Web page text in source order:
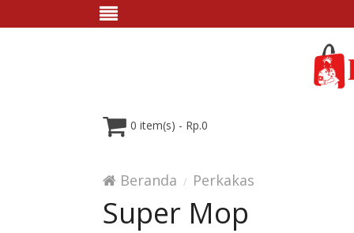
0 item(s) - Rp.0
Beranda Perkakas
Super Mop